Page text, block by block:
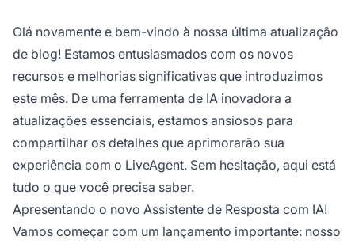
Olá novamente e bem-vindo à nossa última atualização
de blog! Estamos entusiasmados com os novos
recursos e melhorias significativas que introduzimos
este mês. De uma ferramenta de IA inovadora a
atualizações essenciais, estamos ansiosos para
compartilhar os detalhes que aprimorarão sua
experiência com o LiveAgent. Sem hesitação, aqui está
tudo o que você precisa saber.
Apresentando o novo Assistente de Resposta com IA!
Vamos começar com um lançamento importante: nosso